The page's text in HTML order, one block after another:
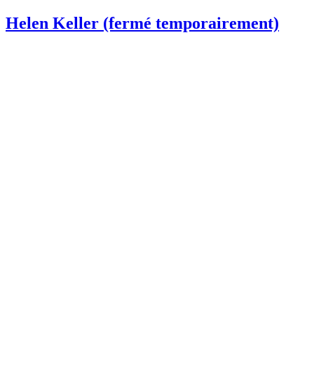
Helen Keller (fermé temporairement)